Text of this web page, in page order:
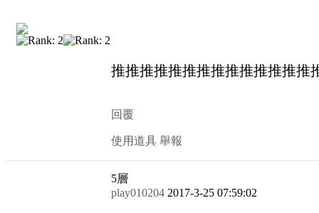
推推推推推推推推推推推推推推
回覆
使用道具 舉報
5層
play010204 2017-3-25 07:59:02